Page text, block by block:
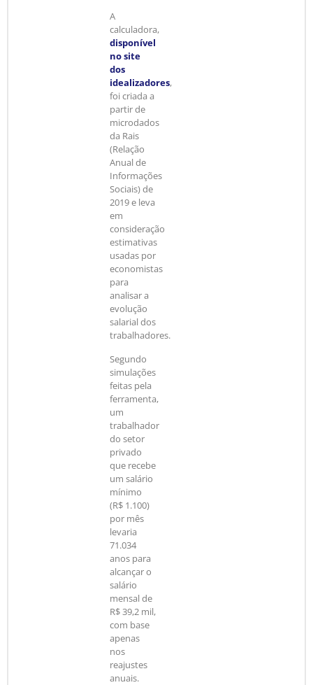
A
calculadora,
disponível
no site
dos
idealizadores,
foi criada a
partir de
microdados
da Rais
(Relação
Anual de
Informações
Sociais) de
2019 e leva
em
consideração
estimativas
usadas por
economistas
para
analisar a
evolução
salarial dos
trabalhadores.
Segundo
simulações
feitas pela
ferramenta,
um
trabalhador
do setor
privado
que recebe
um salário
mínimo
(R$ 1.100)
por mês
levaria
71.034
anos para
alcançar o
salário
mensal de
R$ 39,2 mil,
com base
apenas
nos
reajustes
anuais.